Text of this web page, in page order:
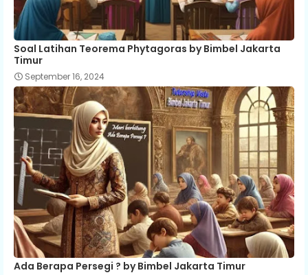
Soal Latihan Teorema Phytagoras by Bimbel Jakarta
Timur
September 16, 2024
Ada Berapa Persegi ? by Bimbel Jakarta Timur